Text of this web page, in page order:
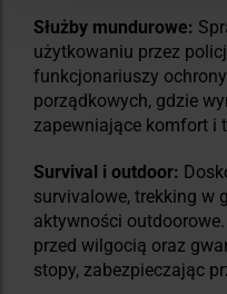
Służby mundurowe:
użytkowaniu przez
funkcjonariuszy
porządkowych, gdzie
zapewniające komfort i
Survival i outdoor:
survivalowe, trekking w
aktywności
przed wilgocią oraz
stopy, zabezpieczając